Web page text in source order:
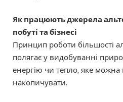
Як працюють джерела
побуті та бізнесі
Принцип роботи більшості
полягає у видобуванні
енергію чи тепло, яке можна
накопичувати.